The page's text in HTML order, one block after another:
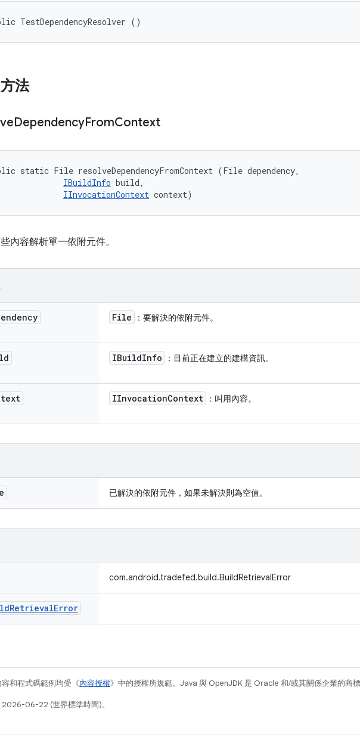
TestDependencyResolver ()
法
DependencyFromContext
static File resolveDependencyFromContext (File dependency,
IBuildInfo build,
IInvocationContext context)
內容解析單一依附元件。
File ：要解決的依附元件。
IBuildInfo ：目前正在建立的建構資訊。
IInvocationContext ：叫用內容。
已解決的依附元件，如果未解決則為空值。
com.android.tradefed.build.BuildRetrievalError
RetrievalError
和程式碼範例均受《內容授權》中的授權所規範。Java 與 OpenJDK 是 Oracle 和/或其關係企業的商標
06-22 (世界標準時間)。